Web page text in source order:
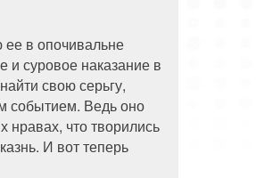
ее в опочивальне
суровое наказание в
свою серьгу,
событием. Ведь оно
нравах, что творились
И вот теперь